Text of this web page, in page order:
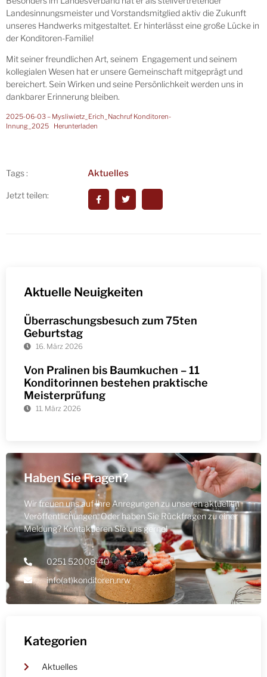
Landesinnungsmeister und Vorstandsmitglied aktiv die Zukunft
unseres Handwerks mitgestaltet. Er hinterlässt eine große Lücke in
der Konditoren-Familie!
Mit seiner freundlichen Art, seinem Engagement und seinem
kollegialen Wesen hat er unsere Gemeinschaft mitgeprägt und
bereichert. Sein Wirken und seine Persönlichkeit werden uns in
dankbarer Erinnerung bleiben.
2025-06-03 – Mysliwietz_Erich_Nachruf Konditoren-
Innung_2025
Herunterladen
Tags : Aktuelles
Jetzt teilen:
Aktuelle Neuigkeiten
Überraschungsbesuch zum 75ten
Geburtstag
16. März 2026
Von Pralinen bis Baumkuchen – 11
Konditorinnen bestehen praktische
Meisterprüfung
11. März 2026
Haben Sie Fragen?
Wir freuen uns auf Ihre Anregungen zu unseren aktuellen
Veröffentlichungen. Oder haben Sie Rückfragen zu einer
Meldung? Kontaktieren Sie uns gerne!
0251 52008-40
info(at)konditoren.nrw
Kategorien
Aktuelles